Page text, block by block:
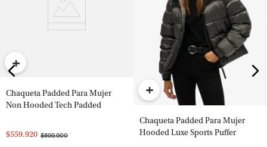
+
Chaqueta Padded Para Mujer
Non Hooded Tech Padded
$559.920 $699.900
+
Chaqueta Padded Para Mujer
Hooded Luxe Sports Puffer